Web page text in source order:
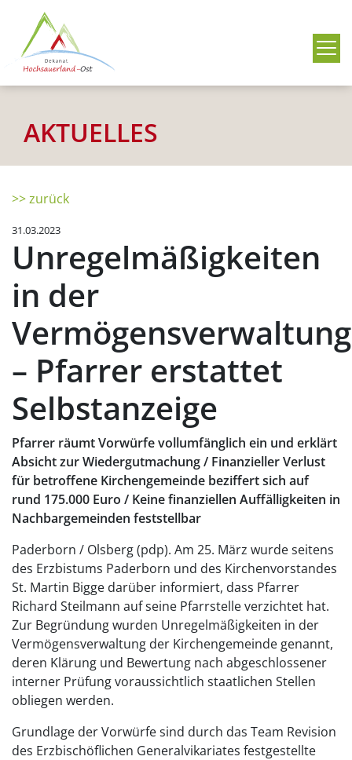
AKTUELLES
>> zurück
31.03.2023
Unregelmäßigkeiten
in der
Vermögensverwaltung
– Pfarrer erstattet
Selbstanzeige
Pfarrer räumt Vorwürfe vollumfänglich ein und erklärt
Absicht zur Wiedergutmachung / Finanzieller Verlust
für betroffene Kirchengemeinde beziffert sich auf
rund 175.000 Euro / Keine finanziellen Auffälligkeiten in
Nachbargemeinden feststellbar
Paderborn / Olsberg (pdp). Am 25. März wurde seitens
des Erzbistums Paderborn und des Kirchenvorstandes
St. Martin Bigge darüber informiert, dass Pfarrer
Richard Steilmann auf seine Pfarrstelle verzichtet hat.
Zur Begründung wurden Unregelmäßigkeiten in der
Vermögensverwaltung der Kirchengemeinde genannt,
deren Klärung und Bewertung nach abgeschlossener
interner Prüfung voraussichtlich staatlichen Stellen
obliegen werden.
Grundlage der Vorwürfe sind durch das Team Revision
des Erzbischöflichen Generalvikariates festgestellte